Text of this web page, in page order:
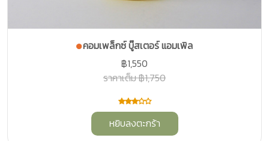
คอมเพล็กซ์ บู๊สเตอร์ แอมเพิล
฿1,550
ราคาเต็ม ฿1,750
หยิบลงตะกร้า